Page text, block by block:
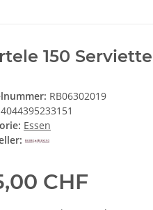
150
RB06302019
4044395233151
Essen
CHF